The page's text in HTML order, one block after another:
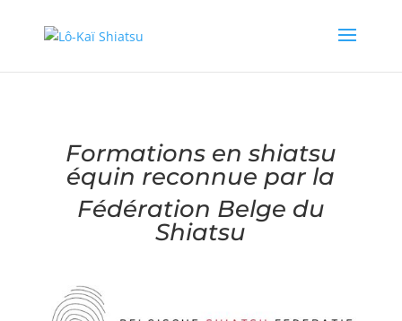
Formations en shiatsu
équin reconnue par la
Fédération Belge du
Shiatsu